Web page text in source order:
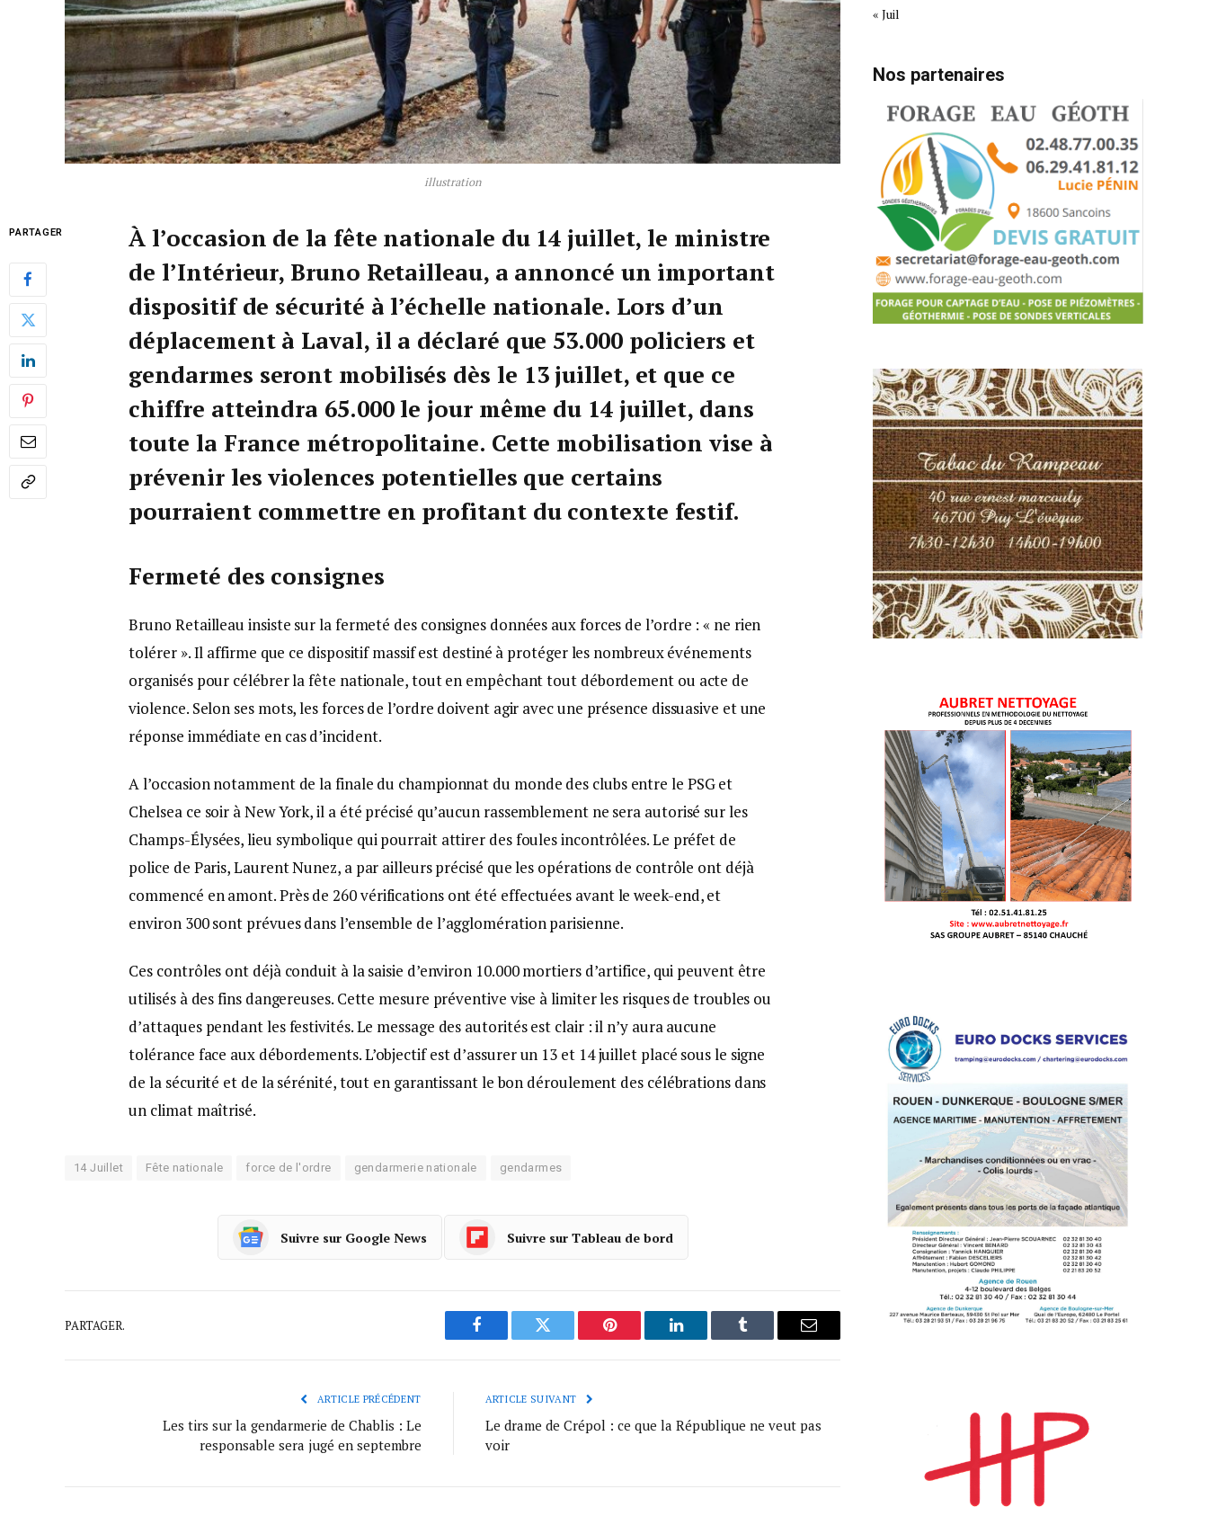
illustration
PARTAGER
À l’occasion de la fête nationale du 14 juillet, le ministre
de l’Intérieur, Bruno Retailleau, a annoncé un important
dispositif de sécurité à l’échelle nationale. Lors d’un
déplacement à Laval, il a déclaré que 53.000 policiers et
gendarmes seront mobilisés dès le 13 juillet, et que ce
chiffre atteindra 65.000 le jour même du 14 juillet, dans
toute la France métropolitaine. Cette mobilisation vise à
prévenir les violences potentielles que certains
pourraient commettre en profitant du contexte festif.
Fermeté des consignes
Bruno Retailleau insiste sur la fermeté des consignes données aux forces de l’ordre : « ne rien
tolérer ». Il affirme que ce dispositif massif est destiné à protéger les nombreux événements
organisés pour célébrer la fête nationale, tout en empêchant tout débordement ou acte de
violence. Selon ses mots, les forces de l’ordre doivent agir avec une présence dissuasive et une
réponse immédiate en cas d’incident.
A l’occasion notamment de la finale du championnat du monde des clubs entre le PSG et
Chelsea ce soir à New York, il a été précisé qu’aucun rassemblement ne sera autorisé sur les
Champs-Élysées, lieu symbolique qui pourrait attirer des foules incontrôlées. Le préfet de
police de Paris, Laurent Nunez, a par ailleurs précisé que les opérations de contrôle ont déjà
commencé en amont. Près de 260 vérifications ont été effectuées avant le week-end, et
environ 300 sont prévues dans l’ensemble de l’agglomération parisienne.
Ces contrôles ont déjà conduit à la saisie d’environ 10.000 mortiers d’artifice, qui peuvent être
utilisés à des fins dangereuses. Cette mesure préventive vise à limiter les risques de troubles ou
d’attaques pendant les festivités. Le message des autorités est clair : il n’y aura aucune
tolérance face aux débordements. L’objectif est d’assurer un 13 et 14 juillet placé sous le signe
de la sécurité et de la sérénité, tout en garantissant le bon déroulement des célébrations dans
un climat maîtrisé.
14 Juillet Fête nationale force de l'ordre gendarmerie nationale gendarmes
Suivre sur Google News Suivre sur Tableau de bord
PARTAGER.
Facebook Twitter Pinterest LinkedIn Tumblr Courriel
ARTICLE PRÉCÉDENT
Les tirs sur la gendarmerie de Chablis : Le
responsable sera jugé en septembre
ARTICLE SUIVANT
Le drame de Crépol : ce que la République ne veut pas
voir
« Juil
Nos partenaires